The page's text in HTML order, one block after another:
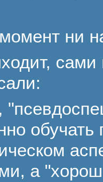
ни
сами
а